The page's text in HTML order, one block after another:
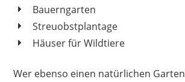
Bauerngarten
Streuobstplantage
Häuser für Wildtiere
Wer ebenso einen natürlichen Garten